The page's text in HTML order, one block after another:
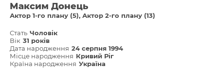
Максим Донець
Актор 1-го плану (5) Актор 2-го плану (13)
Стать Чоловік
Вік 31 років
Дата народження 24 серпня 1994
Місце народження Кривий Ріг
Країна народження Україна